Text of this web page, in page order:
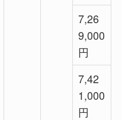
7,26
9,000
円
7,42
1,000
円